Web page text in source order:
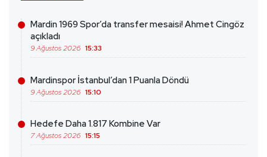
Mardin 1969 Spor’da transfer mesaisi! Ahmet Cingöz
açıkladı
9 Ağustos 2026 15:33
Mardinspor İstanbul’dan 1 Puanla Döndü
9 Ağustos 2026 15:10
Hedefe Daha 1.817 Kombine Var
7 Ağustos 2026 15:15